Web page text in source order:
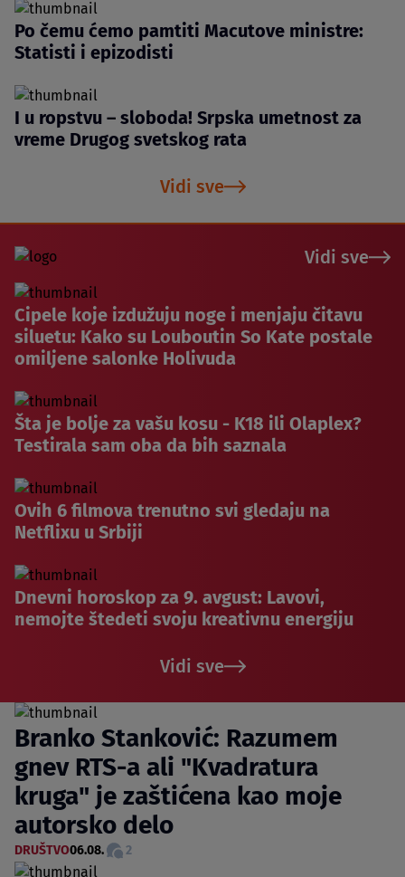
Po čemu ćemo pamtiti Macutove ministre:
Statisti i epizodisti
I u ropstvu – sloboda! Srpska umetnost za
vreme Drugog svetskog rata
Vidi sve
Vidi sve
Cipele koje izdužuju noge i menjaju čitavu
siluetu: Kako su Louboutin So Kate postale
omiljene salonke Holivuda
Šta je bolje za vašu kosu - K18 ili Olaplex?
Testirala sam oba da bih saznala
Ovih 6 filmova trenutno svi gledaju na
Netflixu u Srbiji
Dnevni horoskop za 9. avgust: Lavovi,
nemojte štedeti svoju kreativnu energiju
Vidi sve
Branko Stanković: Razumem
gnev RTS-a ali "Kvadratura
kruga" je zaštićena kao moje
autorsko delo
DRUŠTVO06.08. 2